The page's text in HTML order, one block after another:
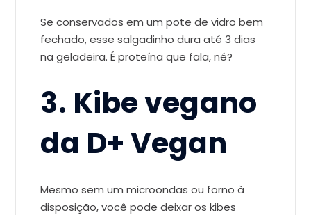
Se conservados em um pote de vidro bem
fechado, esse salgadinho dura até 3 dias
na geladeira. É proteína que fala, né?
3. Kibe vegano
da D+ Vegan
Mesmo sem um microondas ou forno à
disposição, você pode deixar os kibes